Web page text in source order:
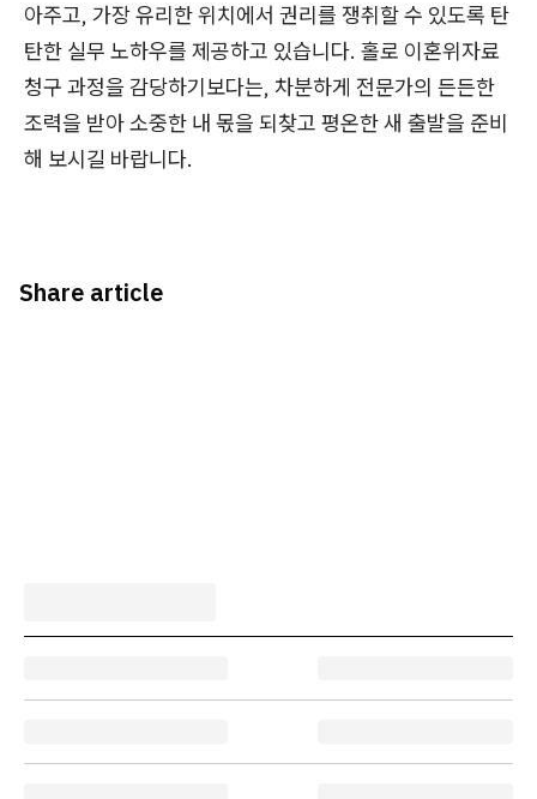
아주고, 가장 유리한 위치에서 권리를 쟁취할 수 있도록 탄
탄한 실무 노하우를 제공하고 있습니다. 홀로 이혼위자료
청구 과정을 감당하기보다는, 차분하게 전문가의 든든한
조력을 받아 소중한 내 몫을 되찾고 평온한 새 출발을 준비
해 보시길 바랍니다.
Share article